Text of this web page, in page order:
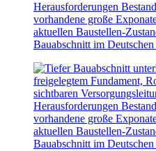
Herausforderungen
vorhandene große
aktuellen Baustellen-
Bauabschnitt im
Herausforderungen
vorhandene große
aktuellen Baustellen-
Bauabschnitt im